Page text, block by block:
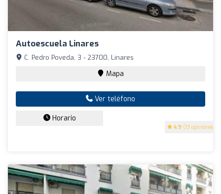
Autoescuela Linares
4.9 (13 opiniones)
C. Pedro Poveda, 3 - 23700, Linares
Mapa
Ver teléfono
Horario